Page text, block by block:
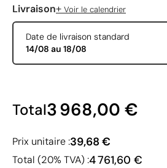
Livraison+ Voir le calendrier
Date de livraison standard
14/08 au 18/08
Total3 968,00 €
Prix unitaire :39,68 €
Total (20% TVA) :4 761,60 €